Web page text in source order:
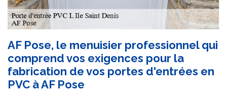
AF Pose, le menuisier professionnel qui
comprend vos exigences pour la
fabrication de vos portes d'entrées en
PVC à AF Pose